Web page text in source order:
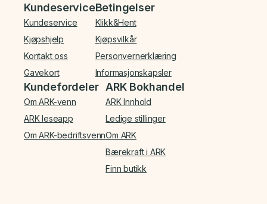
Bunnmeny
Kundeservice
Kundeservice
Kjøpshjelp
Kontakt oss
Gavekort
Betingelser
Klikk&Hent
Kjøpsvilkår
Personvernerklæring
Informasjonskapsler
Kundefordeler
Om ARK-venn
ARK leseapp
Om ARK-bedriftsvenn
ARK Bokhandel
ARK Innhold
Ledige stillinger
Om ARK
Bærekraft i ARK
Finn butikk